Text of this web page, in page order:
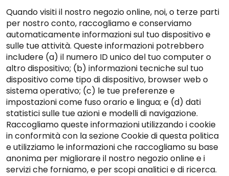
Quando visiti il nostro negozio online, noi, o terze parti
per nostro conto, raccogliamo e conserviamo
automaticamente informazioni sul tuo dispositivo e
sulle tue attività. Queste informazioni potrebbero
includere (a) il numero ID unico del tuo computer o
altro dispositivo; (b) informazioni tecniche sul tuo
dispositivo come tipo di dispositivo, browser web o
sistema operativo; (c) le tue preferenze e
impostazioni come fuso orario e lingua; e (d) dati
statistici sulle tue azioni e modelli di navigazione.
Raccogliamo queste informazioni utilizzando i cookie
in conformità con la sezione Cookie di questa politica
e utilizziamo le informazioni che raccogliamo su base
anonima per migliorare il nostro negozio online e i
servizi che forniamo, e per scopi analitici e di ricerca.